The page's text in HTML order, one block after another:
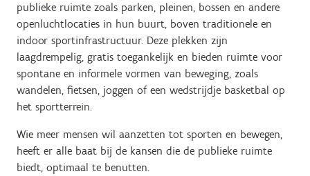
publieke ruimte zoals parken, pleinen, bossen en andere
openluchtlocaties in hun buurt, boven traditionele en
indoor sportinfrastructuur. Deze plekken zijn
laagdrempelig, gratis toegankelijk en bieden ruimte voor
spontane en informele vormen van beweging, zoals
wandelen, fietsen, joggen of een wedstrijdje basketbal op
het sportterrein.
Wie meer mensen wil aanzetten tot sporten en bewegen,
heeft er alle baat bij de kansen die de publieke ruimte
biedt, optimaal te benutten.